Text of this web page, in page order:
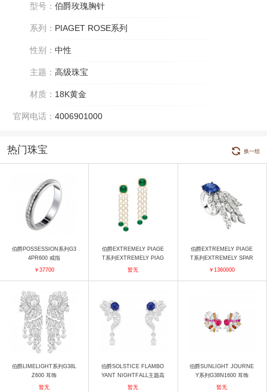
型号： 伯爵玫瑰胸针
系列： PIAGET ROSE系列
性别： 中性
主题： 高级珠宝
材质： 18K黄金
官网电话： 4006901000
热门珠宝 换一组
伯爵POSSESSION系列G3
4PR600 戒指
￥37700
伯爵EXTREMELY PIAGE
T系列EXTREMELY PIAG
ET G38LU500 耳饰
暂无
伯爵EXTREMELY PIAGE
T系列EXTREMELY SPAR
KLING G34H7500 戒指
￥1360000
伯爵LIMELIGHT系列G38L
Z600 耳饰
暂无
伯爵SOLSTICE FLAMBO
YANT NIGHTFALL主题高
级珠宝戒指G38T2300 耳饰
暂无
伯爵SUNLIGHT JOURNE
Y系列G38N1600 耳饰
暂无